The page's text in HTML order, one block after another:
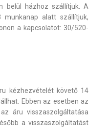
belül házhoz szállítjuk. A
alatt szállítjuk,
a kapcsolatot: 30/520-
kézhezvételét követő 14
Ebben az esetben az
áru visszaszolgáltatása
a visszaszolgáltatást